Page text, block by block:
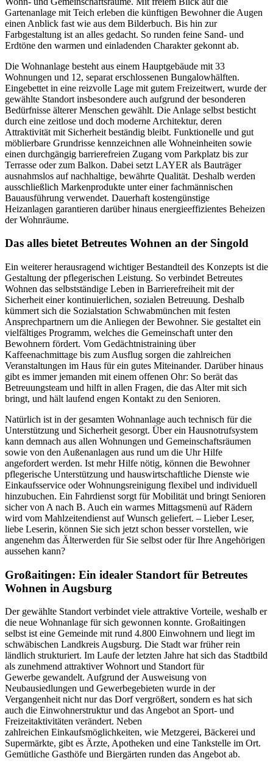
Gartenanlage mit Teich erleben die künftigen Bewohner die Augen
einen Anblick fast wie aus dem Bilderbuch. Bis hin zur
Farbgestaltung ist an alles gedacht. So runden feine Sand- und
Erdtöne den warmen und einladenden Charakter gekonnt ab.
Die Wohnanlage besteht aus einem Hauptgebäude mit 33
Wohnungen und 12, separat erschlossenen Bungalowhälften.
Eingebettet in eine reizvolle Lage mit gutem Freizeitwert, wurde der
gewählte Standort insbesondere auch aufgrund der besonderen
Bedürfnisse älterer Menschen gewählt. Die Anlage selbst besticht
durch eine zeitlose und doch moderne Architektur, deren
Attraktivität mit Sicherheit beständig bleibt. Funktionelle und gut
möblierbare Grundrisse kennzeichnen alle Wohneinheiten sowie
einen durchgängig barrierefreien Zugang vom Parkplatz bis zur
Terrasse oder zum Balkon. Dabei setzt LAYER als Bauträger
ausnahmslos auf nachhaltige, bewährte Qualität. Deshalb werden
ausschließlich Markenprodukte unter einer fachmännischen
Bauausführung verwendet. Dauerhaft kostengünstige
Heizanlagen garantieren darüber hinaus energieeffizientes Beheizen
der Wohnräume.
Das alles bietet Betreutes Wohnen an der Singold
Ein weiterer herausragend wichtiger Bestandteil des Konzepts ist die
Gestaltung der pflegerischen Leistung. So verbindet Betreutes
Wohnen das selbstständige Leben in Barrierefreiheit mit der
Sicherheit einer kontinuierlichen, sozialen Betreuung. Deshalb
kümmert sich die Sozialstation Schwabmünchen mit festen
Ansprechpartnern um die Anliegen der Bewohner. Sie gestaltet ein
vielfältiges Programm, welches die Gemeinschaft unter den
Bewohnern fördert. Vom Gedächtnistraining über
Kaffeenachmittage bis zum Ausflug sorgen die zahlreichen
Veranstaltungen im Haus für ein gutes Miteinander. Darüber hinaus
gibt es immer jemanden mit einem offenen Ohr: So berät das
Betreuungsteam und hilft in allen Fragen, die das Alter mit sich
bringt, und hält laufend engen Kontakt zu den Senioren.
Natürlich ist in der gesamten Wohnanlage auch technisch für die
Unterstützung und Sicherheit gesorgt. Über ein Hausnotrufsystem
kann demnach aus allen Wohnungen und Gemeinschaftsräumen
sowie von den Außenanlagen aus rund um die Uhr Hilfe
angefordert werden. Ist mehr Hilfe nötig, können die Bewohner
pflegerische Unterstützung und hauswirtschaftliche Dienste wie
Einkaufsservice oder Wohnungsreinigung flexibel und individuell
hinzubuchen. Ein Fahrdienst sorgt für Mobilität und bringt Senioren
sicher von A nach B. Auch ein warmes Mittagsmenü auf Rädern
wird vom Mahlzeitendienst auf Wunsch geliefert. – Lieber Leser,
liebe Leserin, können Sie sich jetzt schon besser vorstellen, wie
angenehm das Älterwerden für Sie selbst oder für Ihre Angehörigen
aussehen kann?
Großaitingen: Ein idealer Standort für Betreutes
Wohnen in Augsburg
Der gewählte Standort verbindet viele attraktive Vorteile, weshalb er
die neue Wohnanlage für sich gewonnen konnte. Großaitingen
selbst ist eine Gemeinde mit rund 4.800 Einwohnern und liegt im
schwäbischen Landkreis Augsburg. Die Stadt war früher rein
ländlich strukturiert. Im Laufe der letzten Jahre hat sich das Stadtbild
als zunehmend attraktiver Wohnort und Standort für
Gewerbe gewandelt. Aufgrund der Ausweisung von
Neubausiedlungen und Gewerbegebieten wurde in der
Vergangenheit nicht nur das Dorf vergrößert, sondern es hat sich
auch die Einwohnerstruktur und das Angebot an Sport- und
Freizeitaktivitäten verändert. Neben
zahlreichen Einkaufsmöglichkeiten, wie Metzgerei, Bäckerei und
Supermärkte, gibt es Ärzte, Apotheken und eine Tankstelle im Ort.
Gemütliche Gasthöfe und Biergärten runden das Angebot ab.